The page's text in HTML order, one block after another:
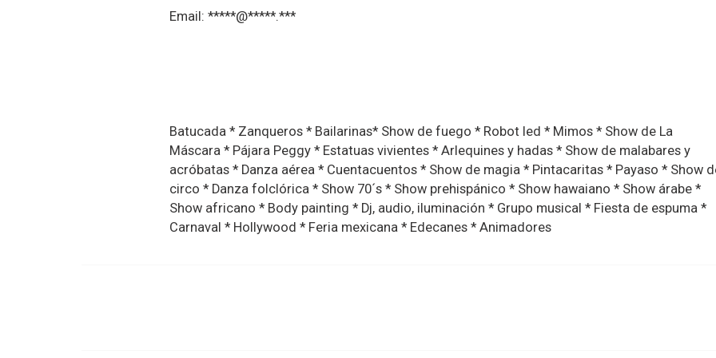
Email: *****@*****.***
Batucada * Zanqueros * Bailarinas* Show de fuego * Robot led * Mimos * Show de La
Máscara * Pájara Peggy * Estatuas vivientes * Arlequines y hadas * Show de malabares y
acróbatas * Danza aérea * Cuentacuentos * Show de magia * Pintacaritas * Payaso * Show
circo * Danza folclórica * Show 70´s * Show prehispánico * Show hawaiano * Show árabe *
Show africano * Body painting * Dj, audio, iluminación * Grupo musical * Fiesta de espuma *
Carnaval * Hollywood * Feria mexicana * Edecanes * Animadores